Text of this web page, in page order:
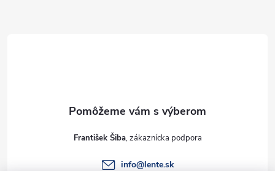
František Šiba
info@lente.sk